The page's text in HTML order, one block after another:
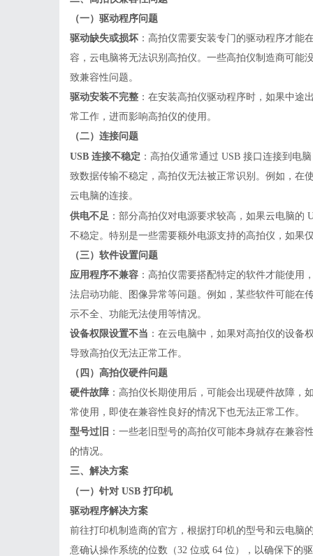
（一）驱动程序问题
驱动缺失或损坏 ：高拍仪需要安装专门的驱动程序才能
容， 云电脑将无法识别高拍仪。一些高拍仪制造商可能
致兼容性问题。
驱动安装不完整 ：在安装高拍仪驱动程序时，如果中途
常工作，进而影响高拍仪的使用。
（二）连接问题
USB 连接不稳定 ：高拍仪通常通过 USB 接口连接到电
致数据传输不稳定，高拍仪无法被正常识别。例如，在
云电脑的连接。
供电不足 ：部分高拍仪对电源要求较高，如果云电脑的
不稳定。特别是一些需要额外电源支持的高拍仪，如果
（三）软件设置问题
应用程序不兼容 ：高拍仪需要搭配特定的软件才能使用
法启动功能、图像异常等问题。例如，某些软件可能在
示不全、功能无法使用等情况。
设备权限设置不当 ：在云电脑中，如果对高拍仪的设备
导致高拍仪无法正常工作。
（四）高拍仪硬件问题
硬件故障 ：高拍仪长期使用后，可能会出现硬件故障
常使用，即使在兼容性良好的情况下也无法正常工作。
型号过旧 ：一些老旧型号的高拍仪可能本身就存在兼
的情况。
三、解决方案
（一）针对 USB 打印机
驱动程序解决方案
前往打印机制造商的官方，根据打印机的型号和云电脑
意确认操作系统的位数（32 位或 64 位），以确保下的